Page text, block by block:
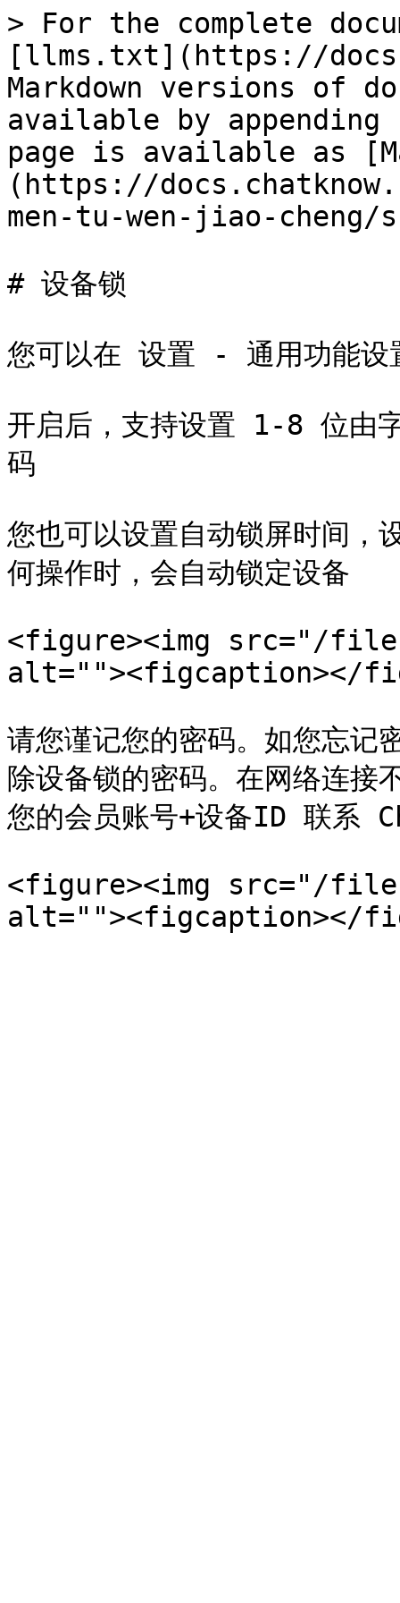
> For the complete
[llms.txt](https://
Markdown versions of
available by
page is available as
(https://
men-tu-wen-jiao-cheng/
# 设备锁
您可以在 设置 - 通用功能设
开启后，支持设置 1-8 位由
码
您也可以设置自动锁屏时间，
何操作时，会自动锁定设备
<figure><img src="/files/
alt=""><figcaption></
请您谨记您的密码。如您忘记
除设备锁的密码。在网络连接
您的会员账号+设备ID 联系
<figure><img src="/files/